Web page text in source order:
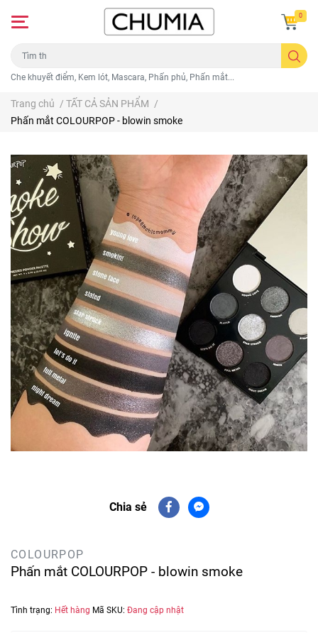
Che khuyết điểm, Kem lót, Mascara, Phấn phủ, Phấn mắt...
0
Trang chủ / TẤT CẢ SẢN PHẨM /
Phấn mắt COLOURPOP - blowin smoke
Chia sẻ
COLOURPOP
Phấn mắt COLOURPOP - blowin smoke
Tình trạng: Hết hàng Mã SKU: Đang cập nhật